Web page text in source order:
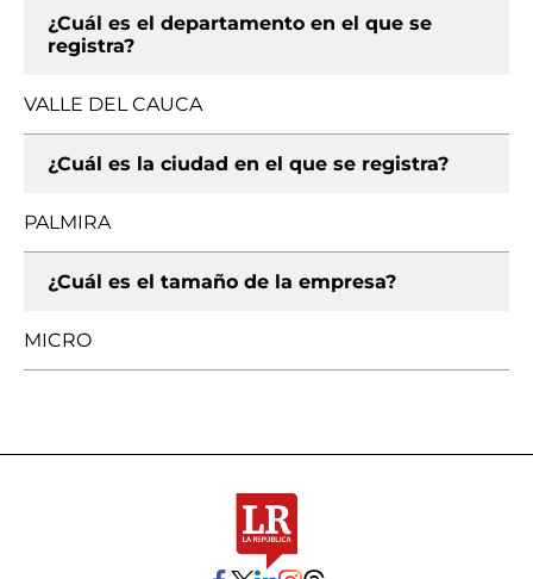
¿Cuál es el departamento en el que se
registra?
VALLE DEL CAUCA
¿Cuál es la ciudad en el que se registra?
PALMIRA
¿Cuál es el tamaño de la empresa?
MICRO